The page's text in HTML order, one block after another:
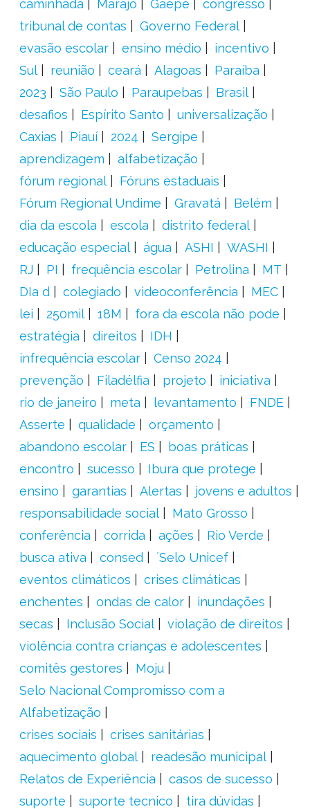
caminhada Marajó Gaepe
congresso
tribunal de contas
Governo Federal
evasão escolar
ensino médio
incentivo
Sul
reunião ceará Alagoas
Paraíba
2023
São Paulo Paraupebas
Brasil
desafios
Espírito Santo
universalização
Caxias
Piauí 2024
Sergipe
aprendizagem
alfabetização
fórum regional
Fóruns estaduais
Fórum Regional Undime
Gravatá
Belém
dia da escola
escola
distrito federal
educação especial
água ASHI
WASHI
RJ
PI frequência escolar Petrolina
MT
DIa d
colegiado videoconferência
MEC
lei
250mil 18M
fora da escola não pode
estratégia
direitos
IDH
infrequência escolar
Censo 2024
prevenção
Filadélfia projeto
iniciativa
rio de janeiro
meta levantamento
FNDE
Asserte
qualidade
orçamento
abandono escolar
ES
boas práticas
encontro
sucesso
Ibura que protege
ensino
garantias Alertas
jovens e adultos
responsabilidade social
Mato Grosso
conferência
corrida ações
Rio Verde
busca ativa
consed
´Selo Unicef
eventos climáticos
crises climáticas
enchentes
ondas de calor
inundações
secas
Inclusão Social
violação de direitos
violência contra crianças e adolescentes
comitês gestores
Moju
Selo Nacional Compromisso com a
Alfabetização
crises sociais
crises sanitárias
aquecimento global
readesão municipal
Relatos de Experiência
casos de sucesso
suporte
suporte tecnico
tira dúvidas